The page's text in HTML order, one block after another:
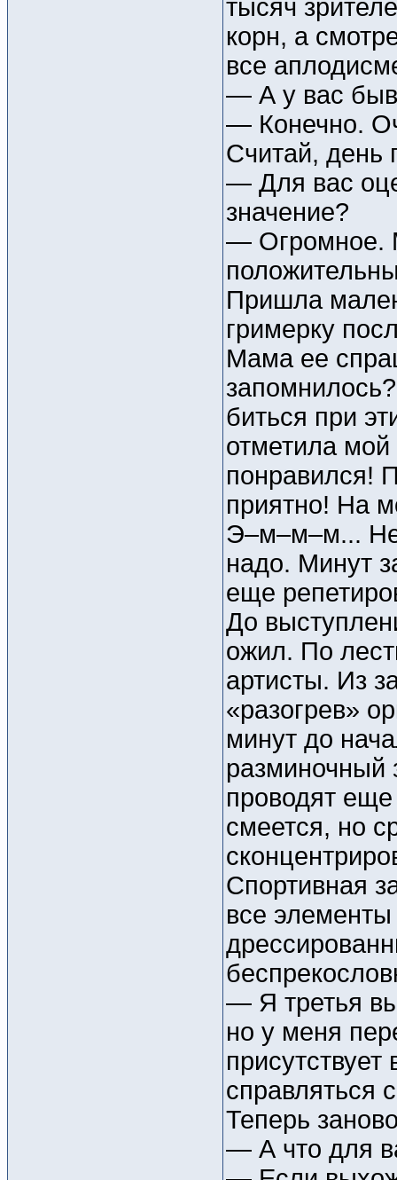
тысяч
корн, а
все
— А у вас
— Конечно.
Считай, день
— Для вас
значение?
— Огромное.
Пришла
гримерку
Мама ее
биться при
отметила
понравился!
приятно! На
Э–м–м–м...
надо. Минут
еще
До
ожил. По
артисты. Из
«разогрев»
минут до
разминочный
проводят
смеется, но
Спортивная
все
— Я третья
но у меня
справляться
Теперь
— А что для